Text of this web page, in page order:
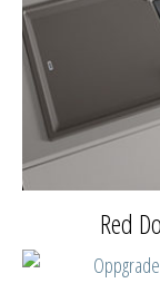
Red